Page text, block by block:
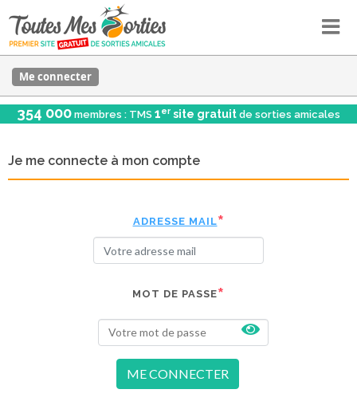
Me connecter
354 000 membres : TMS 1er site gratuit de sorties amicales
Je me connecte à mon compte
ADRESSE MAIL
MOT DE PASSE
ME CONNECTER